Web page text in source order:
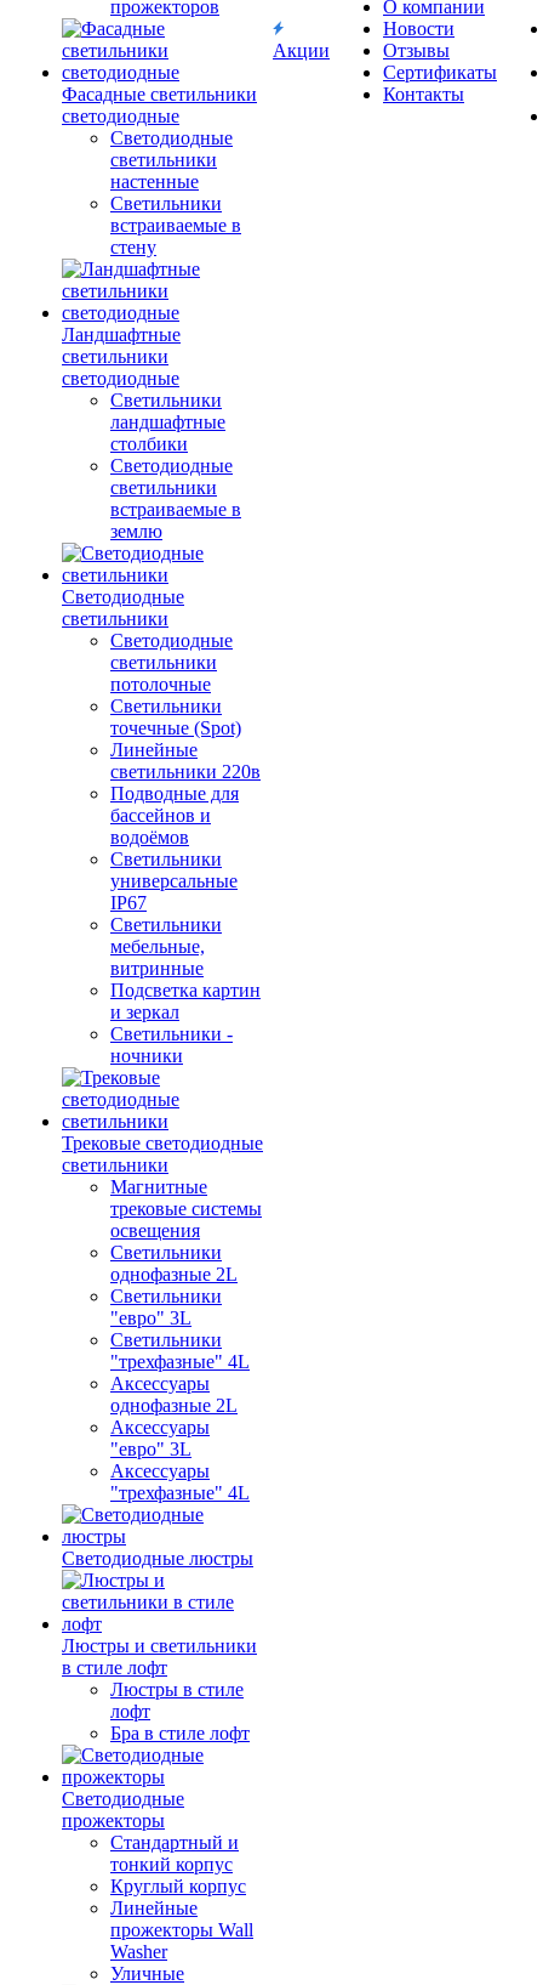
прожекторов
Фасадные светильники
светодиодные
Светодиодные
светильники
настенные
Светильники
встраиваемые в
стену
Ландшафтные
светильники
светодиодные
Светильники
ландшафтные
столбики
Светодиодные
светильники
встраиваемые в
землю
Светодиодные
светильники
Светодиодные
светильники
потолочные
Светильники
точечные (Spot)
Линейные
светильники 220в
Подводные для
бассейнов и
водоёмов
Светильники
универсальные
IP67
Светильники
мебельные,
витринные
Подсветка картин
и зеркал
Светильники -
ночники
Трековые светодиодные
светильники
Магнитные
трековые системы
освещения
Светильники
однофазные 2L
Светильники
"евро" 3L
Светильники
"трехфазные" 4L
Аксессуары
однофазные 2L
Аксессуары
"евро" 3L
Аксессуары
"трехфазные" 4L
Светодиодные люстры
Люстры и светильники
в стиле лофт
Люстры в стиле
лофт
Бра в стиле лофт
Светодиодные
прожекторы
Стандартный и
тонкий корпус
Круглый корпус
Линейные
прожекторы Wall
Washer
Уличные
Акции
О компании
Новости
Отзывы
Сертификаты
Контакты